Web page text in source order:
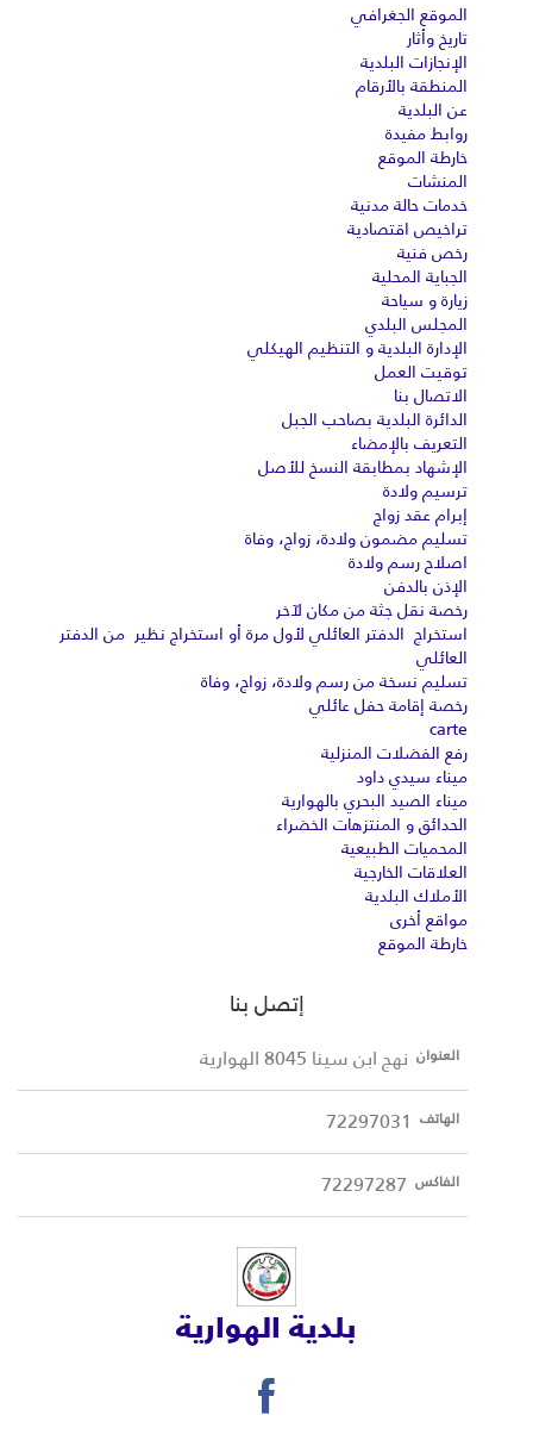
الموقع الجغرافي
تاريخ وأثار
الإنجازات البلدية
المنطقة بالأرقام
عن البلدية
روابط مفيدة
خارطة الموقع
المنشات
خدمات حالة مدنية
تراخيص اقتصادية
رخص فنية
الجباية المحلية
زيارة و سياحة
المجلس البلدي
الإدارة البلدية و التنظيم الهيكلي
توقيت العمل
الاتصال بنا
الدائرة البلدية بصاحب الجبل
التعريف بالإمضاء
الإشهاد بمطابقة النسخ للأصل
ترسيم ولادة
إبرام عقد زواج
تسليم مضمون ولادة، زواج، وفاة
اصلاح رسم ولادة
الإذن بالدفن
رخصة نقل جثة من مكان لآخر
استخراج الدفتر العائلي لأول مرة أو استخراج نظير من الدفتر
العائلي
تسليم نسخة من رسم ولادة، زواج، وفاة
رخصة إقامة حفل عائلي
carte
رفع الفضلات المنزلية
ميناء سيدي داود
ميناء الصيد البحري بالهوارية
الحدائق و المنتزهات الخضراء
المحميات الطبيعية
العلاقات الخارجية
الأملاك البلدية
مواقع أخرى
خارطة الموقع
إتصل بنا
العنوان نهج ابن سينا 8045 الهوارية
الهاتف 72297031
الفاكس 72297287
بلدية الهوارية